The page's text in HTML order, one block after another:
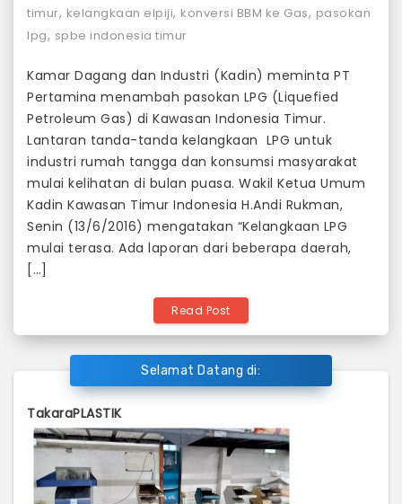
Dorong
Timur
timur, kelangkaan elpiji, konversi BBM ke Gas, pasokan
lpg, spbe indonesia timur
Kamar Dagang dan Industri (Kadin) meminta PT
Pertamina menambah pasokan LPG (Liquefied
Petroleum Gas) di Kawasan Indonesia Timur.
Lantaran tanda-tanda kelangkaan LPG untuk
industri rumah tangga dan konsumsi masyarakat
mulai kelihatan di bulan puasa. Wakil Ketua Umum
Kadin Kawasan Timur Indonesia H.Andi Rukman,
Senin (13/6/2016) mengatakan “Kelangkaan LPG
mulai terasa. Ada laporan dari beberapa daerah,
[…]
Read Post
Selamat Datang di:
TakaraPLASTIK